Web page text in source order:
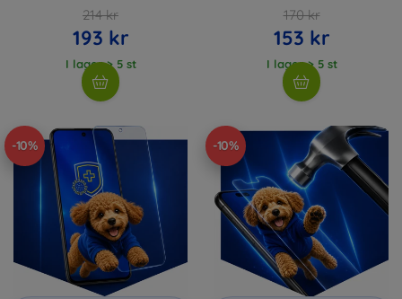
214 kr
193 kr
I lager > 5 st
170 kr
153 kr
I lager > 5 st
-10% -10%